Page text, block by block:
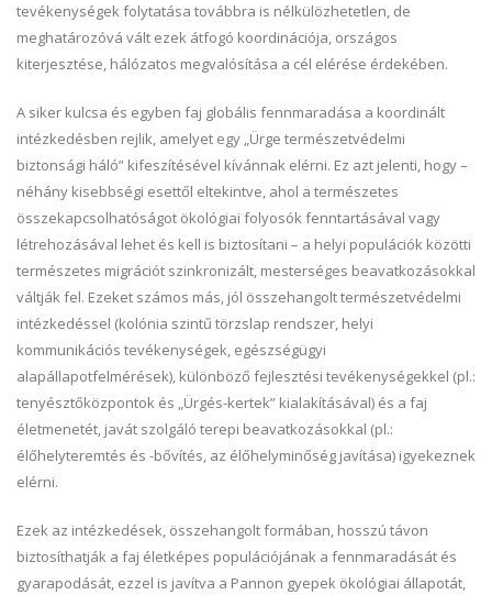
tevékenységek folytatása továbbra is nélkülözhetetlen, de
meghatározóvá vált ezek átfogó koordinációja, országos
kiterjesztése, hálózatos megvalósítása a cél elérése érdekében.
A siker kulcsa és egyben faj globális fennmaradása a koordinált
intézkedésben rejlik, amelyet egy „Ürge természetvédelmi
biztonsági háló” kifeszítésével kívánnak elérni. Ez azt jelenti, hogy –
néhány kisebbségi esettől eltekintve, ahol a természetes
összekapcsolhatóságot ökológiai folyosók fenntartásával vagy
létrehozásával lehet és kell is biztosítani – a helyi populációk közötti
természetes migrációt szinkronizált, mesterséges beavatkozásokkal
váltják fel. Ezeket számos más, jól összehangolt természetvédelmi
intézkedéssel (kolónia szintű törzslap rendszer, helyi
kommunikációs tevékenységek, egészségügyi
alapállapotfelmérések), különböző fejlesztési tevékenységekkel (pl.:
tenyésztőközpontok és „Ürgés-kertek” kialakításával) és a faj
életmenetét, javát szolgáló terepi beavatkozásokkal (pl.:
élőhelyteremtés és -bővítés, az élőhelyminőség javítása) igyekeznek
elérni.
Ezek az intézkedések, összehangolt formában, hosszú távon
biztosíthatják a faj életképes populációjának a fennmaradását és
gyarapodását, ezzel is javítva a Pannon gyepek ökológiai állapotát,